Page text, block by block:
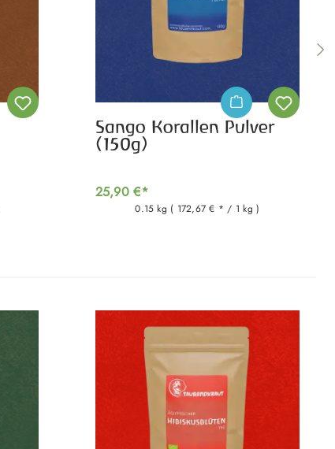
Sango Korallen Pulver
(150g)
25,90 €*
0.15 kg ( 172,67 € * / 1 kg )